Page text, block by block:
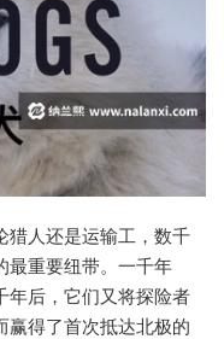
猎人还是运输工，数千
最重要纽带。一千年
年后，它们又将探险者
赢得了首次抵达北极的